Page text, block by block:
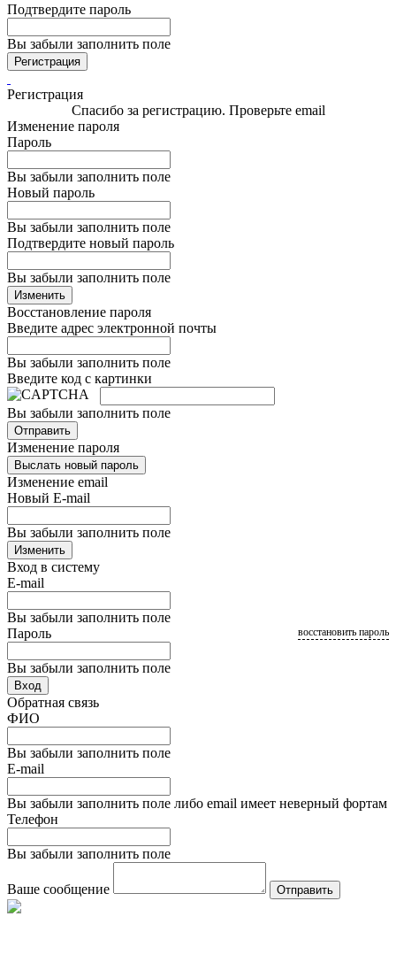
Подтвердите пароль
Вы забыли заполнить поле
Регистрация
Регистрация
Спасибо за регистрацию. Проверьте email
Изменение пароля
Пароль
Вы забыли заполнить поле
Новый пароль
Вы забыли заполнить поле
Подтвердите новый пароль
Вы забыли заполнить поле
Изменить
Восстановление пароля
Введите адрес электронной почты
Вы забыли заполнить поле
Введите код с картинки
Вы забыли заполнить поле
Отправить
Изменение пароля
Выслать новый пароль
Изменение email
Новый E-mail
Вы забыли заполнить поле
Изменить
Вход в систему
E-mail
Вы забыли заполнить поле
Пароль
Вы забыли заполнить поле
восстановить пароль
Вход
Обратная связь
ФИО
Вы забыли заполнить поле
E-mail
Вы забыли заполнить поле либо email имеет неверный фортам
Телефон
Вы забыли заполнить поле
Ваше сообщение Отправить